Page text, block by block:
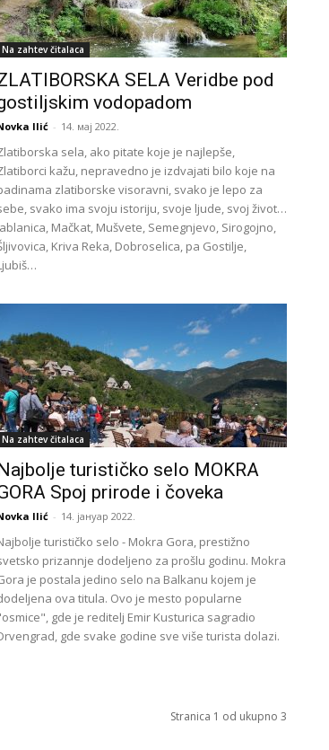
Na zahtev čitalaca
SELA Veridbe pod
vodopadom
Ilić - 14. мај 2022.
sela, ako pitate koje je najlepše,
kažu, nepravedno je izdvajati bilo koje na
zlatiborske visoravni, svako je lepo za
svako ima svoju istoriju, svoje ljude, svoj život…
Mačkat, Mušvete, Semegnjevo, Sirogojno,
Kriva Reka, Dobroselica, pa Gostilje,
Na zahtev čitalaca
turističko selo MOKRA
Spoj prirode i čoveka
Ilić - 14. јануар 2022.
turističko selo - Mokra Gora, prestižno
prizannje dodeljeno za prošlu godinu. Mokra
je postala jedino selo na Balkanu kojem je
ova titula. Ovo je mesto popularne
gde je reditelj Emir Kusturica sagradio
gde svake godine sve više turista dolazi.
Stranica 1 od ukupno 3